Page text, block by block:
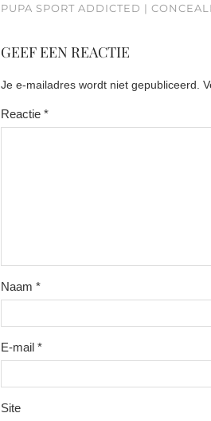
PUPA SPORT ADDICTED |
GEEF EEN REACTIE
Je e-mailadres wordt niet gepubliceerd.
Reactie *
Naam *
E-mail *
Site